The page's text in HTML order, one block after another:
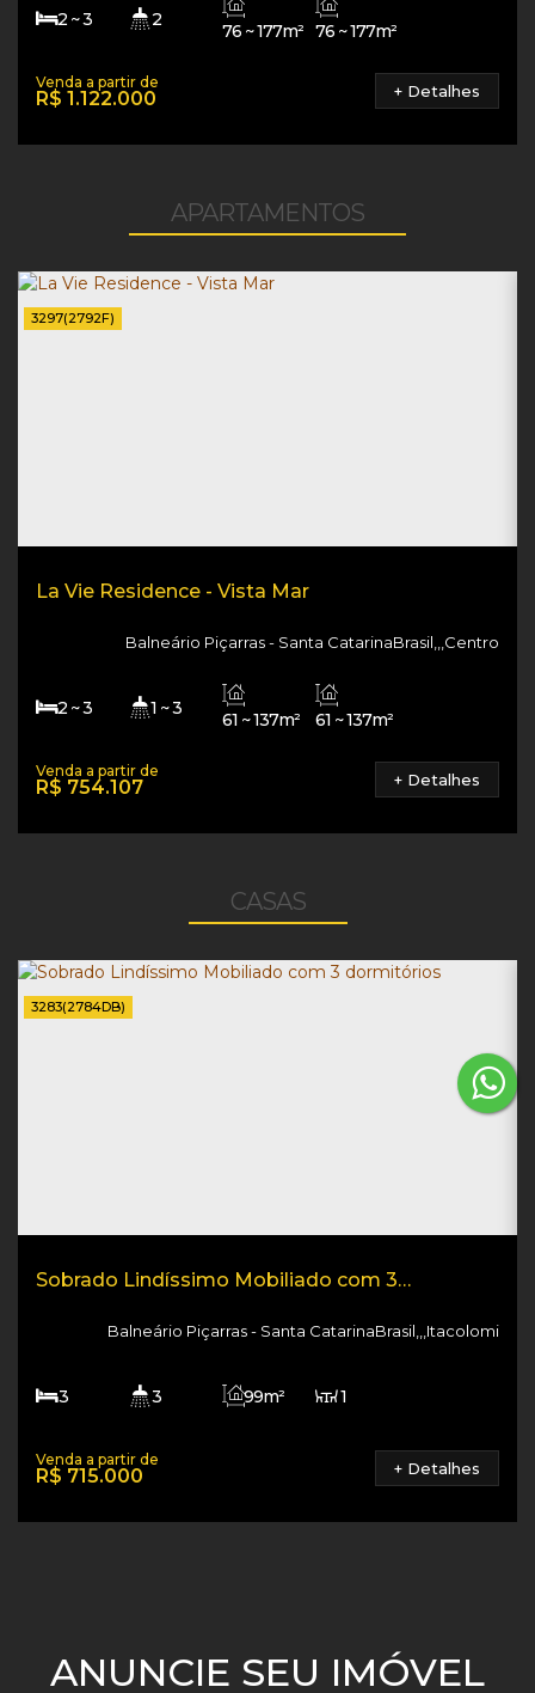
R$ 1.122.000
2 ~ 3 2
76 ~ 177m² 76 ~ 177m²
76 ~ 177m²
+ Detalhes
APARTAMENTOS
3297(2792F)
La Vie Residence - Vista Mar
R$ 754.107
Centro
,
Balneário Piçarras ,
Santa Catarina ,
Brasil
2 ~ 3 1 ~ 3
61 ~ 137m²
61 ~ 137m²
+ Detalhes
CASAS
3283(2784DB)
Sobrado Lindíssimo Mobiliado com 3
R$ 715.000
Itacolomi
,
Balneário Piçarras ,
Santa Catarina ,
Brasil
3 3 99m² 1
+ Detalhes
ANUNCIE SEU IMÓVEL